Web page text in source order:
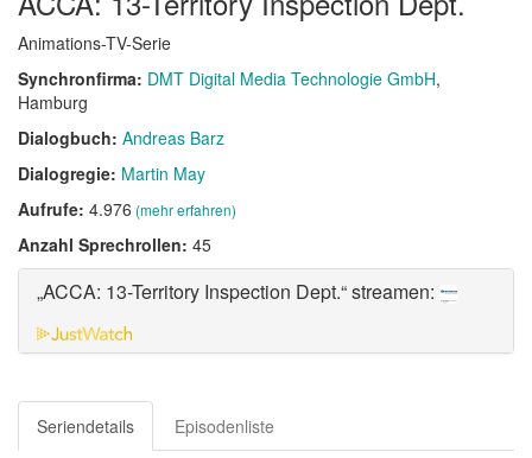
Animations-TV-Serie
Synchronfirma: DMT Digital Media Technologie GmbH,
Hamburg
Dialogbuch: Andreas Barz
Dialogregie: Martin May
Aufrufe: 4.976 (mehr erfahren)
Anzahl Sprechrollen: 45
„ACCA: 13-Territory Inspection Dept.“ streamen:
Seriendetails
Episodenliste